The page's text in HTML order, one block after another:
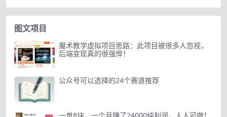
图文项目
魔术教学虚拟项目思路：此项目被很多人忽视，
后端变现真的很强悍！
公众号可以选择的24个赛道推荐